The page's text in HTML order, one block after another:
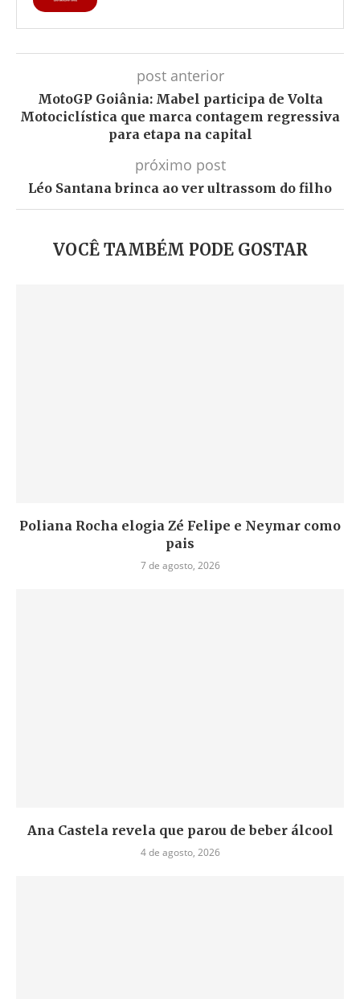
post anterior
MotoGP Goiânia: Mabel participa de Volta
Motociclística que marca contagem regressiva
para etapa na capital
próximo post
Léo Santana brinca ao ver ultrassom do filho
VOCÊ TAMBÉM PODE GOSTAR
Poliana Rocha elogia Zé Felipe e Neymar como
pais
7 de agosto, 2026
Ana Castela revela que parou de beber álcool
4 de agosto, 2026